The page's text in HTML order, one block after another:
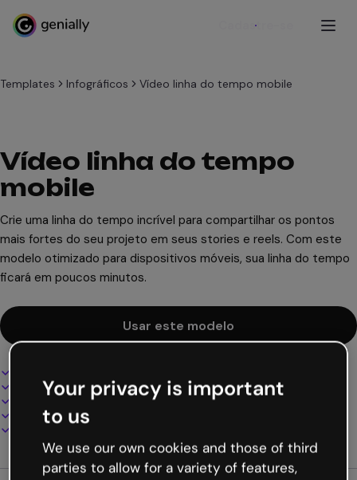
Cadastre-se
Templates Infográficos Vídeo linha do tempo mobile
Vídeo linha do tempo
mobile
Crie uma linha do tempo incrível para compartilhar os pontos
mais fortes do seu projeto em seus stories e reels. Com este
modelo otimizado para dispositivos móveis, sua linha do tempo
ficará em poucos minutos.
Usar este modelo
100% personalizável
Adicione áudio, vídeo e multimídia
Apresente, compartilhe ou publique online
Baixe em PDF, MP4 e outros formatos
Your privacy is important
to us
We use our own cookies and those of third
parties to allow for a variety of features,